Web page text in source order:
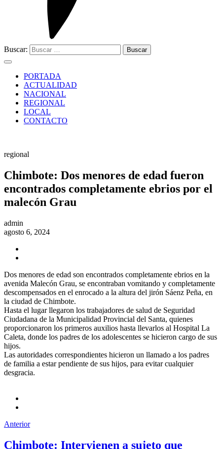
Buscar:
PORTADA
ACTUALIDAD
NACIONAL
REGIONAL
LOCAL
CONTACTO
regional
Chimbote: Dos menores de edad fueron
encontrados completamente ebrios por el
malecón Grau
admin
agosto 6, 2024
Dos menores de edad son encontrados completamente ebrios en la
avenida Malecón Grau, se encontraban vomitando y completamente
descompensados en el enrocado a la altura del jirón Sáenz Peña, en
la ciudad de Chimbote.
Hasta el lugar llegaron los trabajadores de salud de Seguridad
Ciudadana de la Municipalidad Provincial del Santa, quienes
proporcionaron los primeros auxilios hasta llevarlos al Hospital La
Caleta, donde los padres de los adolescentes se hicieron cargo de sus
hijos.
Las autoridades correspondientes hicieron un llamado a los padres
de familia a estar pendiente de sus hijos, para evitar cualquier
desgracia.
Anterior
Chimbote: Intervienen a sujeto que